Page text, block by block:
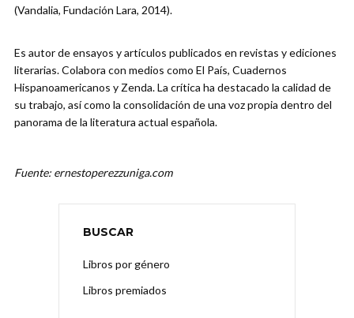
(Vandalia, Fundación Lara, 2014).
Es autor de ensayos y artículos publicados en revistas y ediciones
literarias. Colabora con medios como El País, Cuadernos
Hispanoamericanos y Zenda. La crítica ha destacado la calidad de
su trabajo, así como la consolidación de una voz propia dentro del
panorama de la literatura actual española.
Fuente: ernestoperezzuniga.com
BUSCAR
Libros por género
Libros premiados